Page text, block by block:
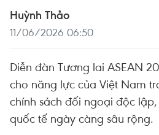
Huỳnh Thảo
11/06/2026 06:50
Diễn đàn Tương lai ASEAN
cho năng lực của Việt Nam
chính sách đối ngoại độc
quốc tế ngày càng sâu rộng.